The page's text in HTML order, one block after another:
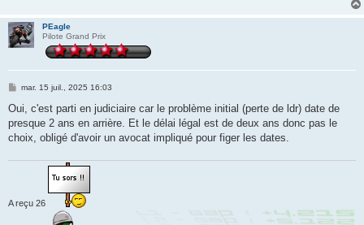
PEagle
Pilote Grand Prix
M
s
a
g
mar. 15 juil., 2025 16:03
Oui, c'est parti en judiciaire car le problème initial (perte de ldr) date de
presque 2 ans en arrière. Et le délai légal est de deux ans donc pas le
choix, obligé d'avoir un avocat impliqué pour figer les dates.
A reçu 26